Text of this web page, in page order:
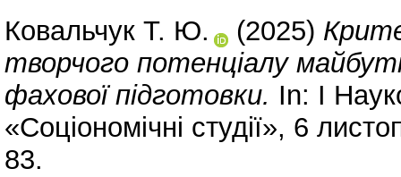
Ковальчук Т. Ю. (2025)
творчого потенціалу
фахової підготовки. In: І
«Соціономічні студії», 6
83.